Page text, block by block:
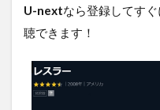
無
料
視
す
る
U-nextなら登録してすぐ
聴できます！